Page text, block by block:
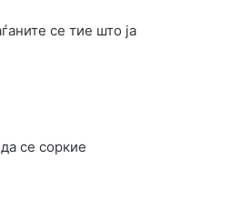
се тие што ја
се соркие